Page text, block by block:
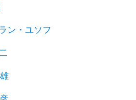
ン・ユソフ